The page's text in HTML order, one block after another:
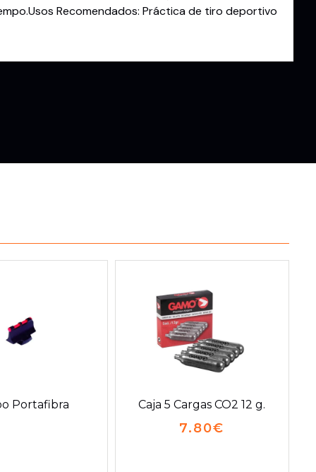
Recomendados: Práctica de tiro deportivo
Portafibra Caja 5 Cargas CO2 12 g.
7.80€